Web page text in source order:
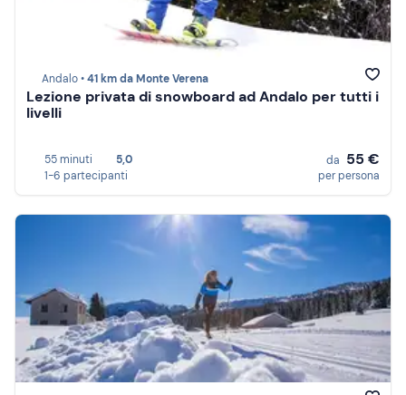
Andalo •41 km da Monte Verena
Lezione privata di snowboard ad Andalo per tutti i
livelli
55 minuti
5,0
1-6 partecipanti
da 55 €
per persona